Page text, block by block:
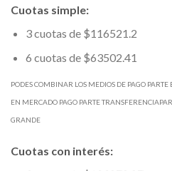
Cuotas simple:
3 cuotas de $116521.2
6 cuotas de $63502.41
PODES COMBINAR LOS MEDIOS DE PAGO PARTE
EN MERCADO PAGO PARTE
GRANDE
Cuotas con interés: